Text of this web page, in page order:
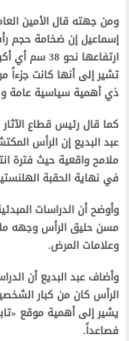
ومن جهته قال الأمين
إسماعيل إن ضخامة حجم
ارتفاعها
تشير إلى أنها كانت
ذي أهمية سياسية عامة
كما قال رئيس قطاع
عبد البديع إن الرأس
ملامح واقعية حيث فترة
في نهاية الحقبة
وأوضح أن الدراسات
مسن حليق الرأس وجهه
وعلامات المرض.
وأضاف عبد البديع أن
الرأس كان من كبار
يشير إلى أهمية موقع
فصاعداً.